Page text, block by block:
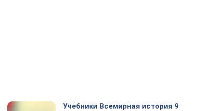
Учебники Всемирная история 9